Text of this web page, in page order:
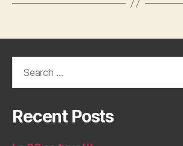
Recent Posts